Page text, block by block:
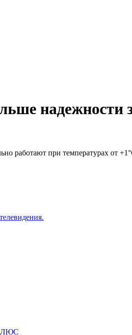
надежности
работают при температурах от